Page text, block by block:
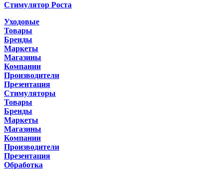
Стимулятор Роста
Уходовые
Товары
Бренды
Маркеты
Магазины
Компании
Производители
Презентация
Стимуляторы
Товары
Бренды
Маркеты
Магазины
Компании
Производители
Презентация
Обработка